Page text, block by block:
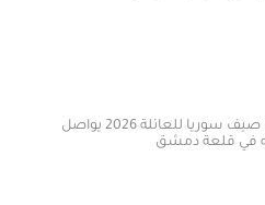
مهرجان صيف سوريا للعائلة 2026 يواصل